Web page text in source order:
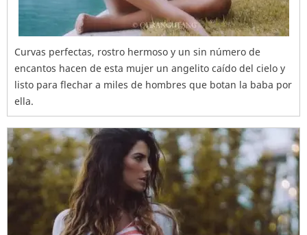
Curvas perfectas, rostro hermoso y un sin número de
encantos hacen de esta mujer un angelito caído del cielo y
listo para flechar a miles de hombres que botan la baba por
ella.